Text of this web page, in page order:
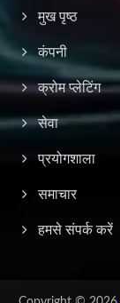
मुख पृष्ठ
कंपनी
क्रोम प्लेटिंग
सेवा
प्रयोगशाला
समाचार
हमसे संपर्क करें